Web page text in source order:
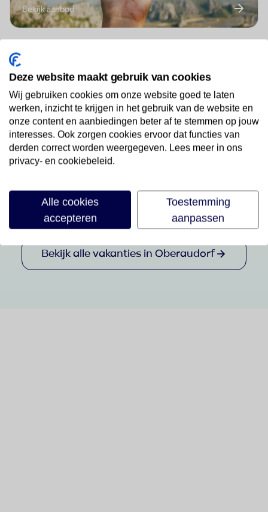
Bekijk aanbod
Best geboekte vakanties in
Oberaudorf
1
★★★★
Bekijk alle vakanties in Oberaudorf
Deze website maakt gebruik van cookies
Wij gebruiken cookies om onze website goed te laten
werken, inzicht te krijgen in het gebruik van de website en
onze content en aanbiedingen beter af te stemmen op jouw
interesses. Ook zorgen cookies ervoor dat functies van
derden correct worden weergegeven. Lees meer in ons
privacy- en cookiebeleid.
Alle cookies
accepteren
Toestemming
aanpassen